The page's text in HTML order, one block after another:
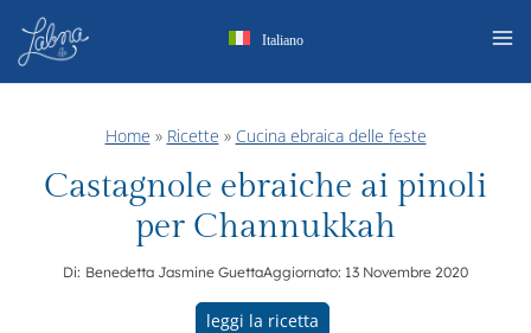
Salta
contenuto
Italiano
Home » Ricette » Cucina ebraica delle feste
Castagnole ebraiche ai pinoli
per Channukkah
Di: Benedetta Jasmine GuettaAggiornato: 13 Novembre 2020
leggi la ricetta